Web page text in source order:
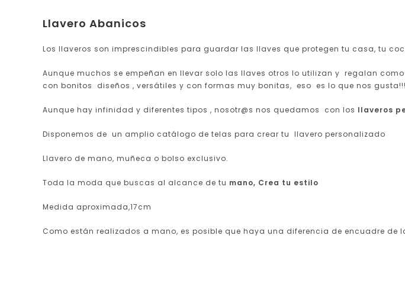
Llavero Abanicos
Los llaveros son imprescindibles para guardar las llaves que protegen tu casa, tu
Aunque muchos se empeñan en llevar solo las llaves otros lo utilizan y regalan
con bonitos diseños , versátiles y con formas muy bonitas, eso es lo que nos gusta!!!
Aunque hay infinidad y diferentes tipos , nosotr@s nos quedamos con los llaveros
Disponemos de un amplio catálogo de telas para crear tu llavero personalizado
Llavero de mano, muñeca o bolso exclusivo.
Toda la moda que buscas al alcance de tu mano, Crea tu estilo
Medida aproximada,17cm
Como están realizados a mano, es posible que haya una diferencia de encuadre de